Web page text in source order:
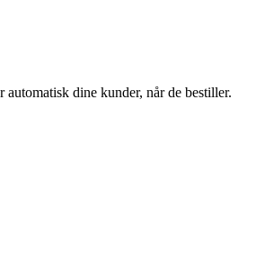
automatisk dine kunder, når de bestiller.